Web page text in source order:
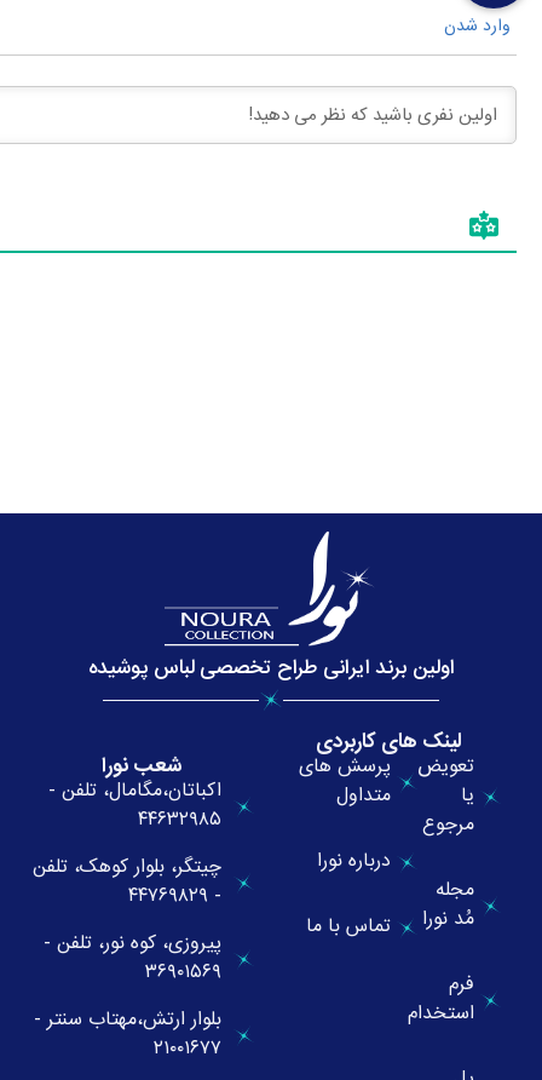
وارد شدن
اولین برند ایرانی طراح تخصصی لباس پوشیده
لینک های کاربردی
تعویض
یا
مرجوع
مجله
مُد نورا
فرم
استخدام
پرسش های
متداول
درباره نورا
تماس با ما
شعب نورا
اکباتان،مگامال، تلفن -
۴۴۶۳۲۹۸۵
چیتگر، بلوار کوهک، تلفن
- ۴۴۷۶۹۸۲۹
پیروزی، کوه نور، تلفن -
۳۶۹۰۱۵۶۹
بلوار ارتش،مهتاب سنتر -
۲۱۰۰۱۶۷۷